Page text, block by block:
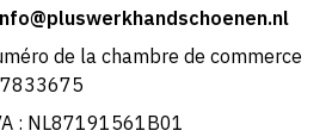
de la chambre de commerce
: NL87191561B01